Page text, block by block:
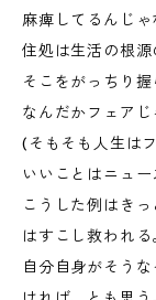
麻痺してるんじゃ
住処は生活の根源
そこをがっちり握
なんだかフェアじ
(そもそも人生は
いいことはニュー
こうした例はき
はすこし救われる
自分自身がそう